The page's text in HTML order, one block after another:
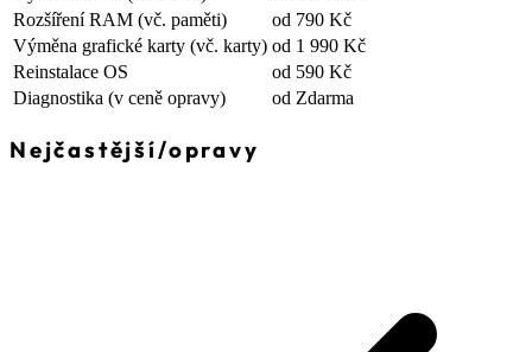
Rozšíření RAM (vč. paměti)
od 790 Kč
Výměna grafické karty (vč. karty) od 1 990 Kč
Reinstalace OS
od 590 Kč
Diagnostika (v ceně opravy) od Zdarma
Nejčastější/opravy